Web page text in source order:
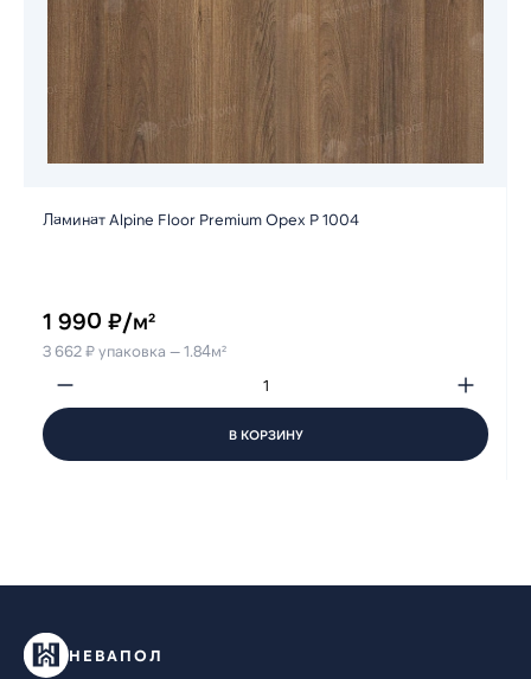
Ламинат Alpine Floor Premium Орех Р 1004
1 990 ₽/м²
3 662 ₽ упаковка — 1.84м²
В КОРЗИНУ
НЕВАПОЛ